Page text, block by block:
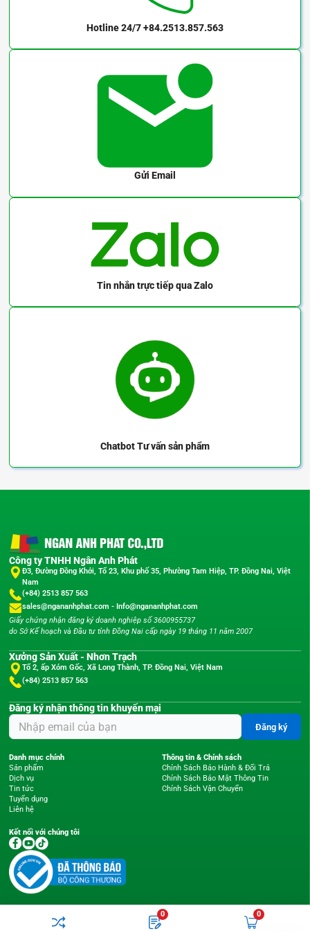
0 0
NDBM21-D50-d11-e11
NDBM21-D40-d9.53-e9.53
NDBM21-D32-d8-e8
NDBM01-D50-d11-e11
NDBM01-D40-d9.53-e9.53
NDBM01-D32-d8-e8
NDBM01-D25-d6-e6
Hotline 24/7+84.2513.857.563
Gửi Email
Tin nhắn trực tiếpqua Zalo
ChatbotTư vấn sản phẩm
Công ty TNHH Ngân Anh Phát
Đ3, Đường Đồng Khởi, Tổ 23, Khu phố 35, Phường Tam Hiệp, TP. Đồng Nai, Việt
Nam
(+84) 2513 857 563
sales@ngananhphat.com - Info@ngananhphat.com
Giấy chứng nhận đăng ký doanh nghiệp số 3600955737
do Sở Kế hoạch và Đầu tư tỉnh Đồng Nai cấp ngày 19 tháng 11 năm 2007
Xưởng Sản Xuất - Nhơn Trạch
Tổ 2, ấp Xóm Gốc, Xã Long Thành, TP. Đồng Nai, Việt Nam
(+84) 2513 857 563
Đăng ký nhận thông tin khuyến mại
Đăng ký
Danh mục chính
Sản phẩm
Dịch vụ
Tin tức
Tuyển dụng
Liên hệ
Thông tin & Chính sách
Chính Sách Bảo Hành & Đổi Trả
Chính Sách Bảo Mật Thông Tin
Chính Sách Vận Chuyển
Kết nối với chúng tôi